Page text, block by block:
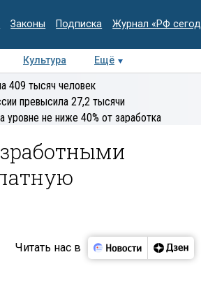
Законы Подписка Журнал «РФ
Культура Ещё
Колумнисты
409 тысяч человек
превысила 27,2 тысячи
не ниже 40% от заработка
Читать нас в